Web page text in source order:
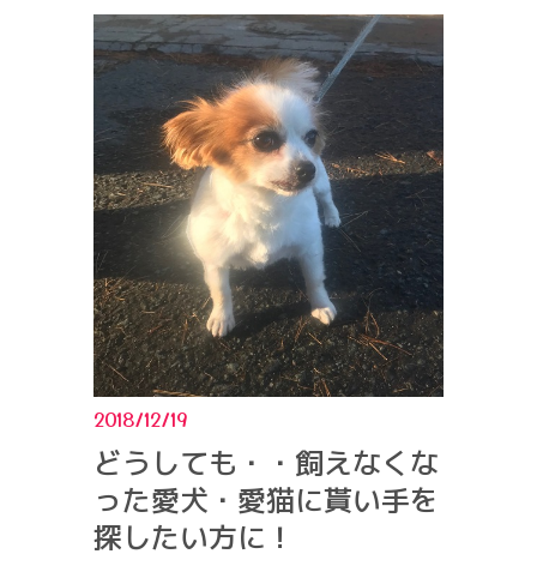
2018/12/19
どうしても・・飼えなくな
った愛犬・愛猫に貰い手を
探したい方に！